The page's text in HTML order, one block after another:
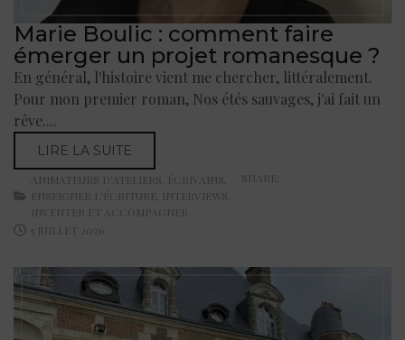
Marie Boulic : comment faire
émerger un projet romanesque ?
En général, l'histoire vient me chercher, littéralement.
Pour mon premier roman, Nos étés sauvages, j'ai fait un
rêve....
LIRE LA SUITE
ANIMATEURS D'ATELIERS, ÉCRIVAINS,
ENSEIGNER L'ÉCRITURE , INTERVIEWS,
INVENTER ET ACCOMPAGNER
5 JUILLET 2026
SHARE: